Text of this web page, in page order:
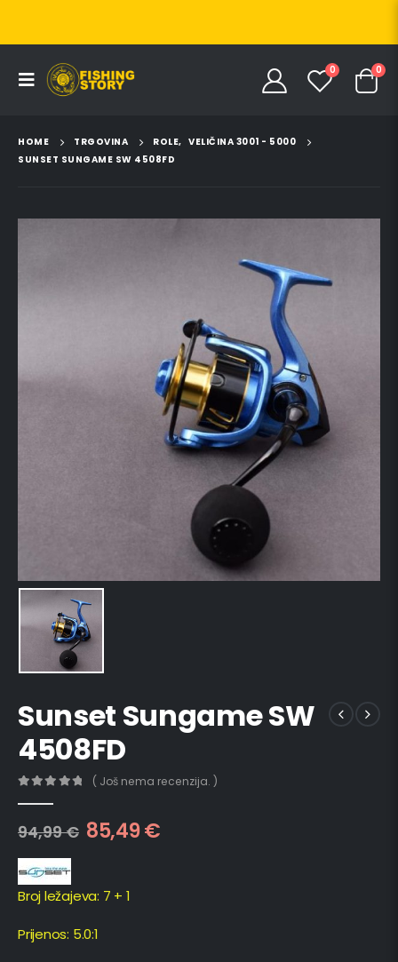
0 0
HOME TRGOVINA ROLE, VELIČINA 3001 - 5000
SUNSET SUNGAME SW 4508FD
Sunset Sungame SW
4508FD
( Još nema recenzija. )
94,99€ 85,49€
Broj ležajeva: 7 + 1
Prijenos: 5.0:1